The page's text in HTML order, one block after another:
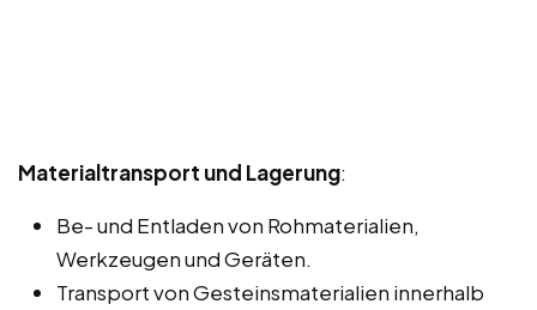
Materialtransport und Lagerung:
Be- und Entladen von Rohmaterialien,
Werkzeugen und Geräten.
Transport von Gesteinsmaterialien innerhalb